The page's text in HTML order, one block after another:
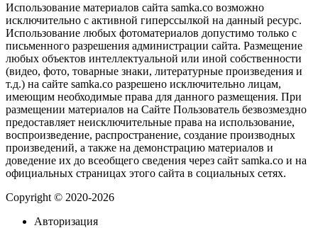
Использование материалов сайта samka.co возможно
исключительно с активной гиперссылкой на данный ресурс.
Использование любых фотоматериалов допустимо только с
письменного разрешения администрации сайта. Размещение
любых объектов интеллектуальной или иной собственности
(видео, фото, товарные знаки, литературные произведения и
т.д.) на сайте samka.co разрешено исключительно лицам,
имеющим необходимые права для данного размещения. При
размещении материалов на Сайте Пользователь безвозмездно
предоставляет неисключительные права на использование,
воспроизведение, распространение, создание производных
произведений, а также на демонстрацию материалов и
доведение их до всеобщего сведения через сайт samka.co и на
официальных страницах этого сайта в социальных сетях.
Copyright © 2020-2026
Авторизация